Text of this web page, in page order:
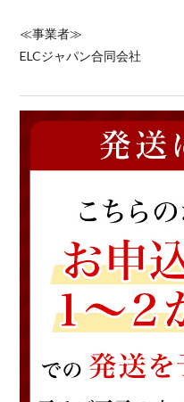
≪事業者≫
ELCジャパン合同会社